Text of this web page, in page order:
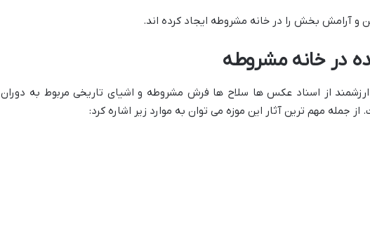
و آرامش بخش را در خانه مشروطه ایجاد کرده اند.
در خانه مشروطه
از اسناد عکس ها سلاح ها فرش مشروطه و اشیای تاریخی مربوط به دوران
جمله مهم ترین آثار این موزه می توان به موارد زیر اشاره کرد: